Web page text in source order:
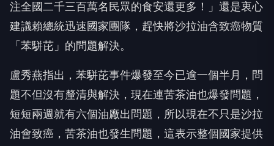
注全國二千三百萬名民眾的食安還更多！」還是衷心
建議賴總統迅速國家團隊，趕快將沙拉油含致癌物質
「苯駢芘」的問題解決。
盧秀燕指出，苯駢芘事件爆發至今已逾一個半月，問
題不但沒有釐清與解決，現在連苦茶油也爆發問題，
短短兩週就有六個油廠出問題，所以現在不只是沙拉
油會致癌，苦茶油也發生問題，這表示整個國家提供